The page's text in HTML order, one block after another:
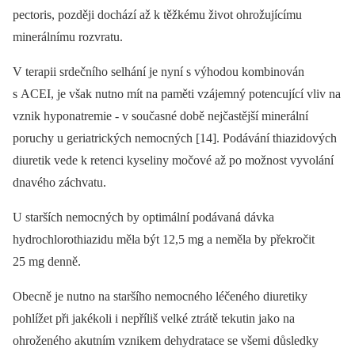
pectoris, později dochází až k těžkému život ohrožujícímu
minerálnímu rozvratu.
V terapii srdečního selhání je nyní s výhodou kombinován
s ACEI, je však nutno mít na paměti vzájemný potencující vliv na
vznik hyponatremie -⁠ v současné době nejčastější minerální
poruchy u geriatrických nemocných [14]. Podávání thiazidových
diuretik vede k retenci kyseliny močové až po možnost vyvolání
dnavého záchvatu.
U starších nemocných by optimální podávaná dávka
hydrochlorothiazidu měla být 12,5 mg a neměla by překročit
25 mg denně.
Obecně je nutno na staršího nemocného léčeného diuretiky
pohlížet při jakékoli i nepříliš velké ztrátě tekutin jako na
ohroženého akutním vznikem dehydratace se všemi důsledky